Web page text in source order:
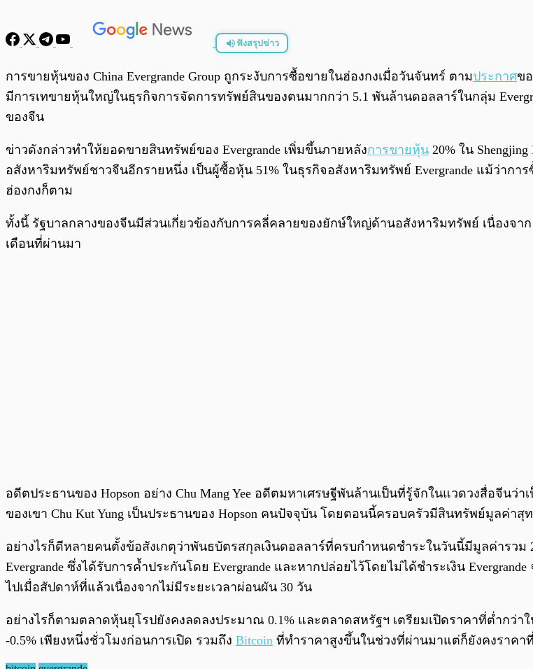
ฟังสรุปข่าว
พร้อมเล่น
การขายหุ้นของ China Evergrande Group ถูกระงับการซื้อขายในฮ่องกงเมื่อวันจันทร์ ตามประกาศข
มีการเทขายหุ้นใหญ่ในธุรกิจการจัดการทรัพย์สินของตนมากกว่า 5.1 พันล้านดอลลาร์ในกลุ่ม
ของจีน
ข่าวดังกล่าวทำให้ยอดขายสินทรัพย์ของ Evergrande เพิ่มขึ้นภายหลังการขายหุ้น 20% ใน
อสังหาริมทรัพย์ชาวจีนอีกรายหนึ่ง เป็นผู้ซื้อหุ้น 51% ในธุรกิจอสังหาริมทรัพย์ Evergrande แม้ว่าการซื้
ฮ่องกงก็ตาม
ทั้งนี้ รัฐบาลกลางของจีนมีส่วนเกี่ยวข้องกับการคลี่คลายของยักษ์ใหญ่ด้านอสังหาริมทรัพย์ เนื่องจา
เดือนที่ผ่านมา
อดีตประธานของ Hopson อย่าง Chu Mang Yee อดีตมหาเศรษฐีพันล้านเป็นที่รู้จักในแวดวงสื่อจีนว่
ของเขา Chu Kut Yung เป็นประธานของ Hopson คนปัจจุบัน โดยตอนนี้ครอบครัวมีสินทรัพย์มูลค่า
อย่างไรก็ดีหลายคนตั้งข้อสังเกตุว่าพันธบัตรสกุลเงินดอลลาร์ที่ครบกำหนดชำระในวันนี้มีมูลค่ารวม
Evergrande ซึ่งได้รับการค้ำประกันโดย Evergrande และหากปล่อยไว้โดยไม่ได้ชำระเงิน
ไปเมื่อสัปดาห์ที่แล้วเนื่องจากไม่มีระยะเวลาผ่อนผัน 30 วัน
อย่างไรก็ตามตลาดหุ้นยุโรปยังคงลดลงประมาณ 0.1% และตลาดสหรัฐฯ เตรียมเปิดราคาที่ต่ำกว่าใ
-0.5% เพียงหนึ่งชั่วโมงก่อนการเปิด รวมถึง Bitcoin ที่ทำราคาสูงขึ้นในช่วงที่ผ่านมาแต่ก็ยังคงราคาที่